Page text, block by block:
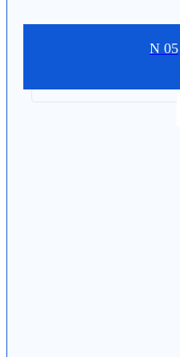
N 05